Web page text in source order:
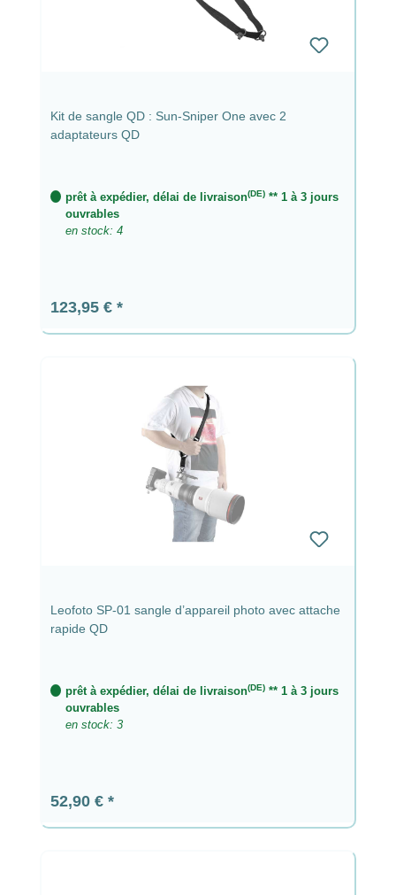
Kit de sangle QD : Sun-Sniper One avec 2
adaptateurs QD
prêt à expédier, délai de livraison(DE)** 1 à 3 jours
ouvrables
en stock: 4
Prix régulier :
123,95 €
Leofoto SP-01 sangle d’appareil photo avec attache
rapide QD
prêt à expédier, délai de livraison(DE)** 1 à 3 jours
ouvrables
en stock: 3
Prix régulier :
52,90 €